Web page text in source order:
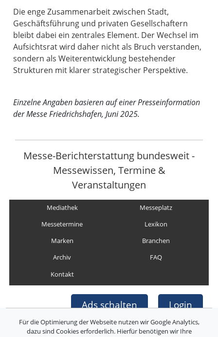
Die enge Zusammenarbeit zwischen Stadt,
Geschäftsführung und privaten Gesellschaftern
bleibt dabei ein zentrales Element. Der Wechsel im
Aufsichtsrat wird daher nicht als Bruch verstanden,
sondern als Weiterentwicklung bestehender
Strukturen mit klarer strategischer Perspektive.
Einzelne Angaben basieren auf einer Presseinformation
der Messe Friedrichshafen, Juni 2025.
Messe-Berichterstattung bundesweit -
Messewissen, Termine &
Veranstaltungen
Mediathek
Messeplatz
Messetermine
Lexikon
Marken
Branchen
Archiv
FAQ
Kontakt
Ads schalten Login
Für die Optimierung der Webseite nutzen wir Google Analytics,
dazu sind Cookies erforderlich. Hierfür benötigen wir Ihre